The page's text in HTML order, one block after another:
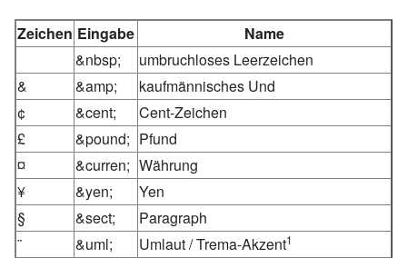
Zeichen Eingabe
Name
&nbsp;
umbruchloses Leerzeichen
&
&amp;
kaufmännisches Und
¢
&cent;
Cent-Zeichen
£
&pound; Pfund
¤
&curren; Währung
¥
&yen;
Yen
§
&sect;
Paragraph
¨
&uml; Umlaut / Trema-Akzent1